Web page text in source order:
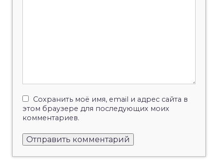
Сохранить моё имя, email и адрес сайта в
этом браузере для последующих моих
комментариев.